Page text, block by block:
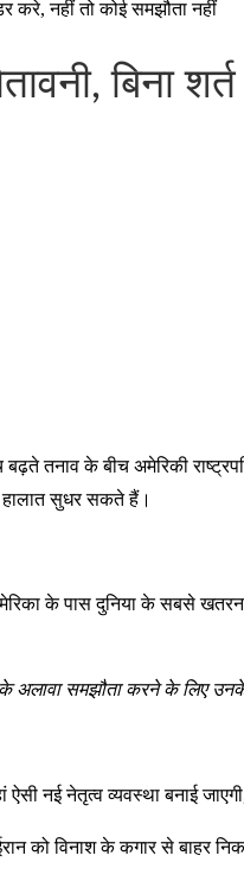
करे, नहीं तो कोई समझौता नहीं
बिना
तनाव के बीच अमेरिकी
हालात सुधर सकते हैं।
के पास दुनिया के सबसे
अलावा समझौता करने के लिए
ऐसी नई नेतृत्व व्यवस्था बनाई
को विनाश के कगार से बाहर